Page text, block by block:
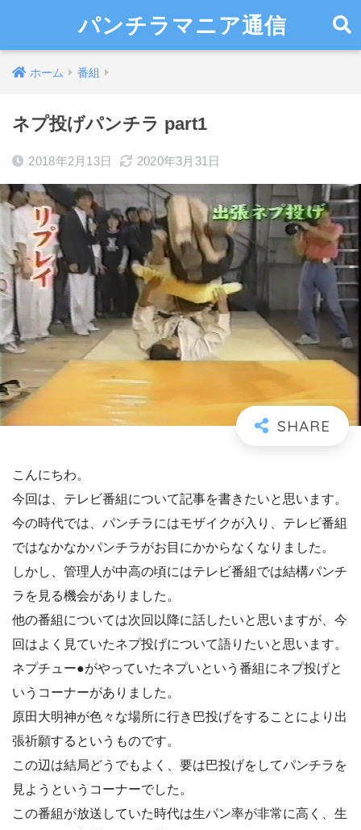
パンチラマニア通信
ホーム 番組
ネプ投げパンチラ part1
2018年2月13日 2020年3月31日
こんにちわ。
今回は、テレビ番組について記事を書きたいと思います。
今の時代では、パンチラにはモザイクが入り、テレビ番組
ではなかなかパンチラがお目にかからなくなりました。
しかし、管理人が中高の頃にはテレビ番組では結構パンチ
ラを見る機会がありました。
他の番組については次回以降に話したいと思いますが、今
回はよく見ていたネプ投げについて語りたいと思います。
ネプチュー●がやっていたネプいという番組にネプ投げと
いうコーナーがありました。
原田大明神が色々な場所に行き巴投げをすることにより出
張祈願するというものです。
この辺は結局どうでもよく、要は巴投げをしてパンチラを
見ようというコーナーでした。
この番組が放送していた時代は生パン率が非常に高く、生